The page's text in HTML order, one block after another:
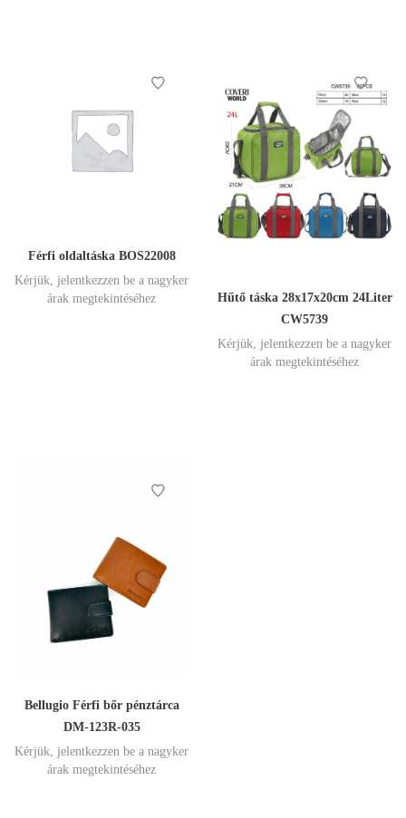
Férfi oldaltáska BOS22008
Kérjük, jelentkezzen be a nagyker
árak megtekintéséhez
Hűtő táska 28x17x20cm 24Liter
CW5739
Kérjük, jelentkezzen be a nagyker
árak megtekintéséhez
Bellugio Férfi bőr pénztárca
DM-123R-035
Kérjük, jelentkezzen be a nagyker
árak megtekintéséhez